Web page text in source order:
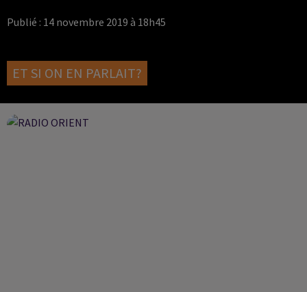
Publié : 14 novembre 2019 à 18h45
ET SI ON EN PARLAIT?